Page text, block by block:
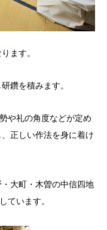
ます。
鑽を積みます。
や礼の角度などが定め
正しい作法を身に着け
大町・木曽の中信四地
ています。